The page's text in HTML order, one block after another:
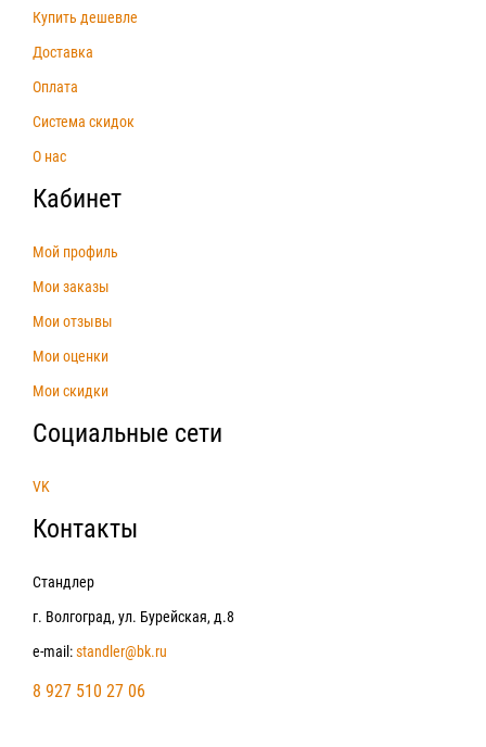
Купить дешевле
Доставка
Оплата
Система скидок
О нас
Кабинет
Мой профиль
Мои заказы
Мои отзывы
Мои оценки
Мои скидки
Социальные сети
VK
Контакты
Стандлер
г. Волгоград, ул. Бурейская, д.8
e-mail:standler@bk.ru
8 927 510 27 06